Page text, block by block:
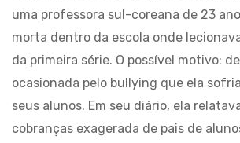
uma professora sul-coreana de 23
morta dentro da escola onde
da primeira série. O possível motivo:
ocasionada pelo bullying que ela
seus alunos. Em seu diário, ela
cobranças exagerada de pais de